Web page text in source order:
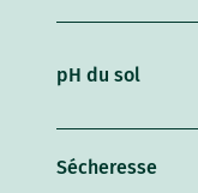
pH du sol
Sécheresse